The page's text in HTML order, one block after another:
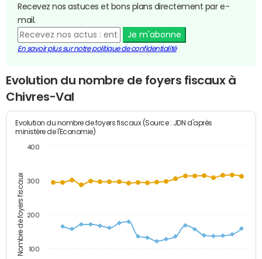
Recevez nos astuces et bons plans directement par e-
mail.
Je m'abonne
En savoir plus sur notre politique de confidentialité
Evolution du nombre de foyers fiscaux à
Chivres-Val
Nombre de foyers fiscaux
Evolution du nombre de foyers fiscaux (Source : JDN d'après
ministère de l'Economie)
100
200
300
400